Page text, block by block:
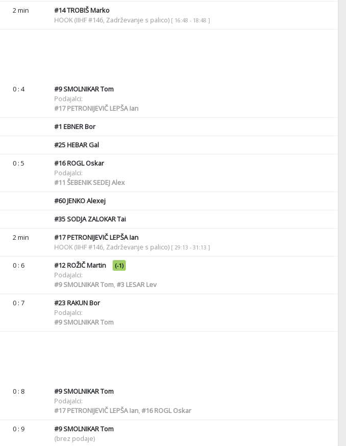
2 min #14TROBIŠ Marko
HOOK (IIHF #146, Zadrževanje s palico) [ 16:48 - 18:48 ]
0 : 4 #9SMOLNIKAR Tom
Podajalci:
#17PETRONIJEVIČ LEPŠA Ian
#1 EBNER Bor
#25HEBAR Gal
0 : 5 #16ROGL Oskar
Podajalci:
#11 ŠEBENIK SEDEJ Alex
#60JENKO Alexej
#35SODJA ZALOKAR Tai
2 min #17PETRONIJEVIČ LEPŠA Ian
HOOK (IIHF #146, Zadrževanje s palico) [ 29:13 - 31:13 ]
0 : 6 #12ROŽIČ Martin (-1)
Podajalci:
#9SMOLNIKAR Tom,#3LESAR Lev
0 : 7 #23RAKUN Bor
Podajalci:
#9SMOLNIKAR Tom
0 : 8 #9SMOLNIKAR Tom
Podajalci:
#17PETRONIJEVIČ LEPŠA Ian,#16ROGL Oskar
0 : 9 #9SMOLNIKAR Tom
(brez podaje)